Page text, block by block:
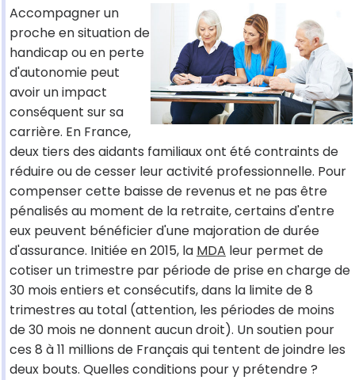
Accompagner un
proche en situation de
handicap ou en perte
d'autonomie peut
avoir un impact
conséquent sur sa
carrière. En France,
deux tiers des aidants familiaux ont été contraints de
réduire ou de cesser leur activité professionnelle. Pour
compenser cette baisse de revenus et ne pas être
pénalisés au moment de la retraite, certains d'entre
eux peuvent bénéficier d'une majoration de durée
d'assurance. Initiée en 2015, la MDA leur permet de
cotiser un trimestre par période de prise en charge de
30 mois entiers et consécutifs, dans la limite de 8
trimestres au total (attention, les périodes de moins
de 30 mois ne donnent aucun droit). Un soutien pour
ces 8 à 11 millions de Français qui tentent de joindre les
deux bouts. Quelles conditions pour y prétendre ?